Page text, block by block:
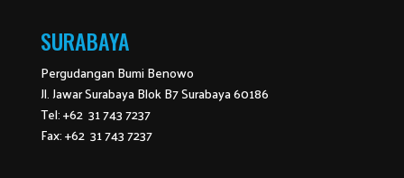
SURABAYA
Pergudangan Bumi Benowo
Jl. Jawar Surabaya Blok B7 Surabaya 60186
Tel: +62 31 743 7237
Fax: +62 31 743 7237